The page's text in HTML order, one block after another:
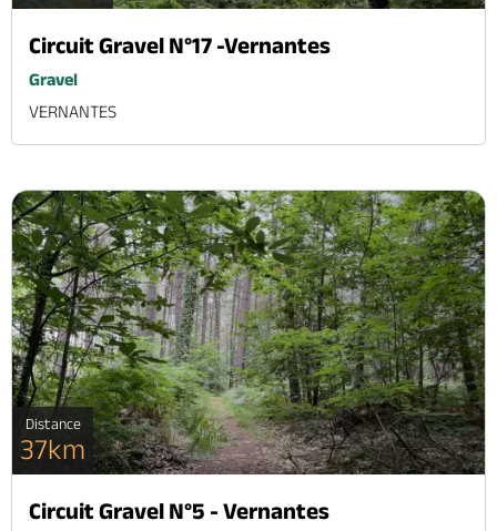
Circuit Gravel N°17 -Vernantes
Gravel
VERNANTES
Distance
37km
Circuit Gravel N°5 - Vernantes